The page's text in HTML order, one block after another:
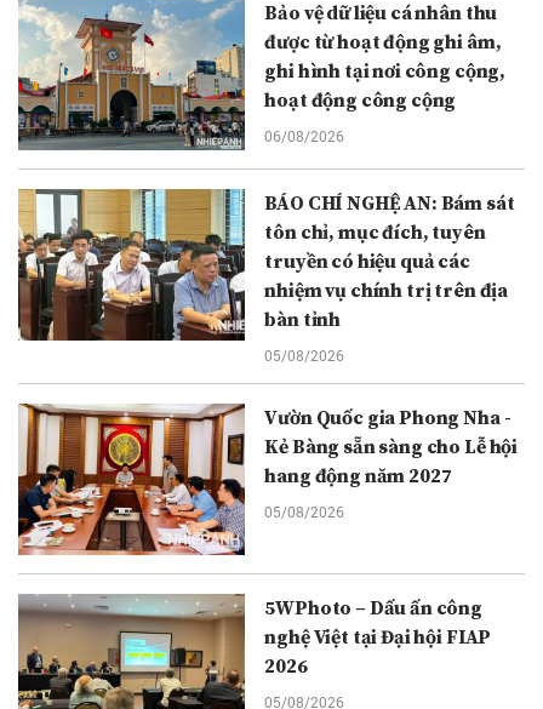
Bảo vệ dữ liệu cá nhân thu
được từ hoạt động ghi âm,
ghi hình tại nơi công cộng,
hoạt động công cộng
06/08/2026
BÁO CHÍ NGHỆ AN: Bám sát
tôn chỉ, mục đích, tuyên
truyền có hiệu quả các
nhiệm vụ chính trị trên địa
bàn tỉnh
05/08/2026
Vườn Quốc gia Phong Nha -
Kẻ Bàng sẵn sàng cho Lễ hội
hang động năm 2027
05/08/2026
5WPhoto – Dấu ấn công
nghệ Việt tại Đại hội FIAP
2026
05/08/2026